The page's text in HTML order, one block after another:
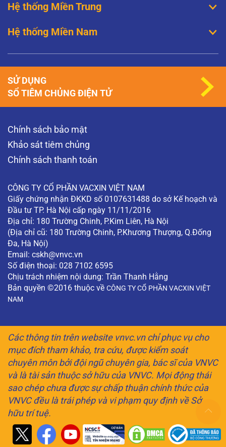
Hệ thống Miền Trung
Hệ thống Miền Nam
Chính sách bảo mật
Khảo sát tiêm chủng
Chính sách thanh toán
CÔNG TY CỔ PHẦN VACXIN VIỆT NAM
Giấy chứng nhận ĐKKD số 0107631488 do sở Kế hoạch và
Đầu tư TP. Hà Nội cấp ngày 11/11/2016
Địa chỉ: 180 Trường Chinh, P.Kim Liên, Hà Nội
(Địa chỉ cũ: 180 Trường Chinh, P.Khương Thượng, Q.Đống
Đa, Hà Nội)
Email: cskh@vnvc.vn
Số điện thoại: 028 7102 6595
Chịu trách nhiệm nội dung: Trần Thanh Hằng
Bản quyền ©2016 thuộc về CÔNG TY CỔ PHẦN VACXIN VIỆT
NAM
SỬ DỤNG
SỔ TIÊM CHỦNG ĐIỆN TỬ
Các thông tin trên website vnvc.vn chỉ phục vụ cho
mục đích tham khảo, tra cứu, được kiểm soát
chuyên môn bởi đội ngũ chuyên gia, bác sĩ của VNVC
và là tài sản thuộc sở hữu của VNVC. Mọi động thái
sao chép chưa được sự chấp thuận chính thức của
VNVC đều là trái phép và vi phạm quy định về Sở
hữu trí tuệ.